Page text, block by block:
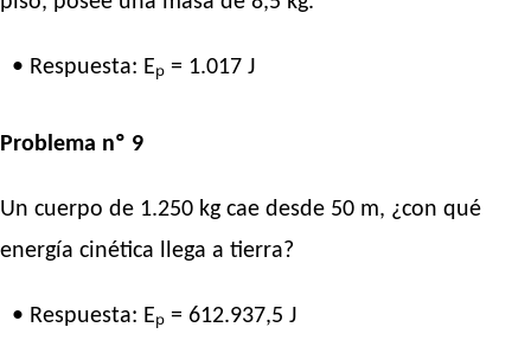
• Respuesta: Eₚ = 1.017 J
Problema nº 9
Un cuerpo de 1.250 kg cae desde 50 m, ¿con qué
energía cinética llega a tierra?
• Respuesta: Eₚ = 612.937,5 J